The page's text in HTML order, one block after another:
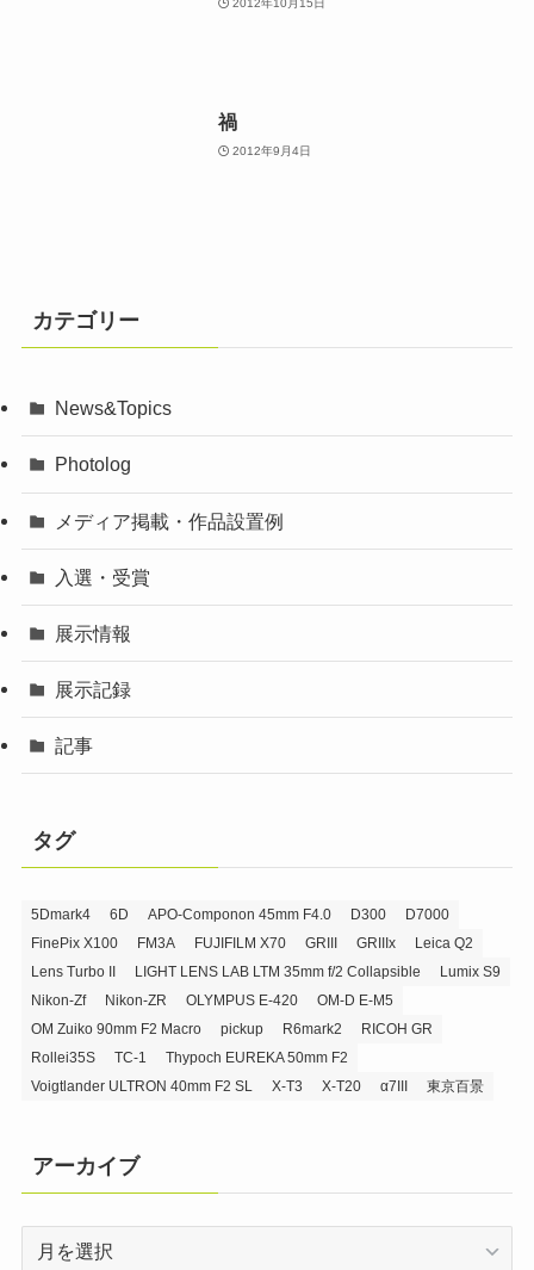
2012年10月15日
禍
2012年9月4日
カテゴリー
News&Topics
Photolog
メディア掲載・作品設置例
入選・受賞
展示情報
展示記録
記事
タグ
5Dmark4 6D APO-Componon 45mm F4.0 D300
D7000
FinePix X100
FM3A FUJIFILM X70 GRIII GRIIIx
Leica Q2
Lens Turbo II
LIGHT LENS LAB LTM 35mm f/2 Collapsible
Lumix S9
Nikon-Zf
Nikon-ZR OLYMPUS E-420
OM-D E-M5
OM Zuiko 90mm F2 Macro
pickup R6mark2
RICOH GR
Rollei35S
TC-1
Thypoch EUREKA 50mm F2
Voigtlander ULTRON 40mm F2 SL
X-T3 X-T20 α7III 東京百景
アーカイブ